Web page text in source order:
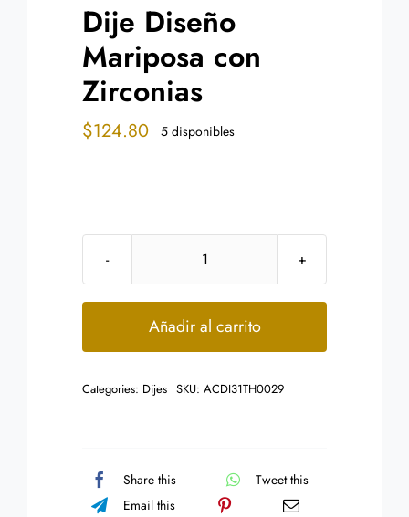
Dije Diseño
Mariposa con
Zirconias
$124.80 5 disponibles
Dije
Mariposa
cantidad
Añadir al carrito
Categories: Dijes SKU: ACDI31TH0029
Share this
Tweet this
Email this